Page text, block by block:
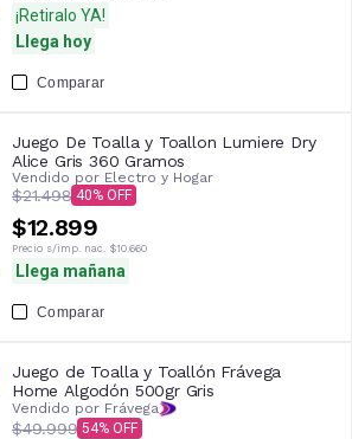
¡Retiralo YA!
Llega hoy
Comparar
Juego De Toalla y Toallon Lumiere Dry
Alice Gris 360 Gramos
Vendido por Electro y Hogar
$21.498 40
$12.899
Precio s/imp. nac. $10.660
Llega mañana
Comparar
Juego de Toalla y Toallón Frávega
Home Algodón 500gr Gris
Vendido por Frávega
$49.999 54